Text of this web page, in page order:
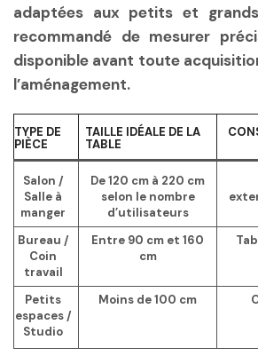
adaptées aux petits et
recommandé de mesurer
disponible avant toute
l’aménagement.
TYPE DE
PIÈCE
TAILLE IDÉALE DE LA
TABLE
Salon /
Salle à
manger
De 120 cm à 220 cm
selon le nombre
d’utilisateurs
Bureau /
Coin
travail
Entre 90 cm et 160
cm
Petits
espaces /
Studio
Moins de 100 cm